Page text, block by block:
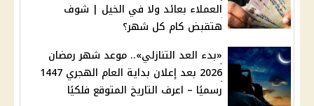
العملاء بعائد ولا في الخيل | شوف
هتقبض كام كل شهر؟
«بدء العد التنازلي».. موعد شهر رمضان
2026 بعد إعلان بداية العام الهجري 1447
رسميًا – اعرف التاريخ المتوقع فلكيًا